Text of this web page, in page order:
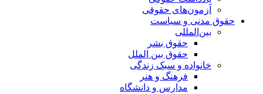
آزمون‌های حقوقی
حقوق مدنی و سیاست
بین‌المللی
حقوق بشر
حقوق بین الملل
خانواده و سبک زندگی
فرهنگ و هنر
مدارس و دانشگاه